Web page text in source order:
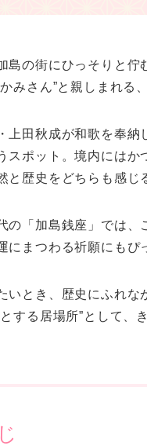
島の街にひっそりと
みさん”と親しまれる
上田秋成が和歌を奉納
スポット。境内には
と歴史をどちらも感じ
の「加島銭座」では
にまつわる祈願にもぴ
いとき、歴史にふれ
する居場所”として、